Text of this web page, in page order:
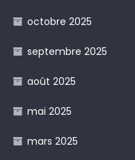
octobre 2025
septembre 2025
août 2025
mai 2025
mars 2025